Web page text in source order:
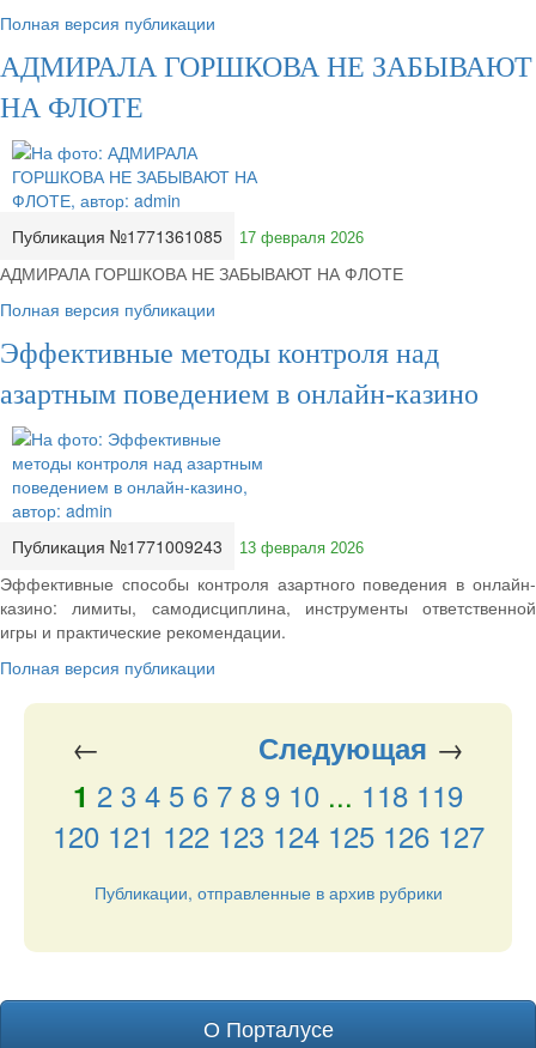
Полная версия публикации
АДМИРАЛА ГОРШКОВА НЕ ЗАБЫВАЮТ
НА ФЛОТЕ
Публикация №1771361085 17 февраля 2026
АДМИРАЛА ГОРШКОВА НЕ ЗАБЫВАЮТ НА ФЛОТЕ
Полная версия публикации
Эффективные методы контроля над
азартным поведением в онлайн-казино
Публикация №1771009243 13 февраля 2026
Эффективные способы контроля азартного поведения в онлайн-
казино: лимиты, самодисциплина, инструменты ответственной
игры и практические рекомендации.
Полная версия публикации
← Следующая →
1 2 3 4 5 6 7 8 9 10 ... 118 119
120 121 122 123 124 125 126 127
Публикации, отправленные в архив рубрики
О Порталусе